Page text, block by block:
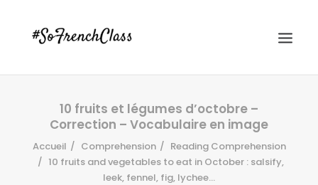
10 fruits et légumes d’octobre –
Correction – Vocabulaire en image
Accueil Comprehension
Reading Comprehension
10 fruits and vegetables to eat in October : salsify,
leek, fennel, fig, lychee...